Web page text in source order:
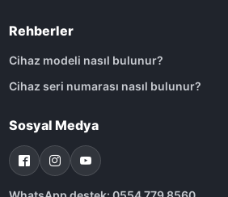
Rehberler
Cihaz modeli nasıl bulunur?
Cihaz seri numarası nasıl bulunur?
Sosyal Medya